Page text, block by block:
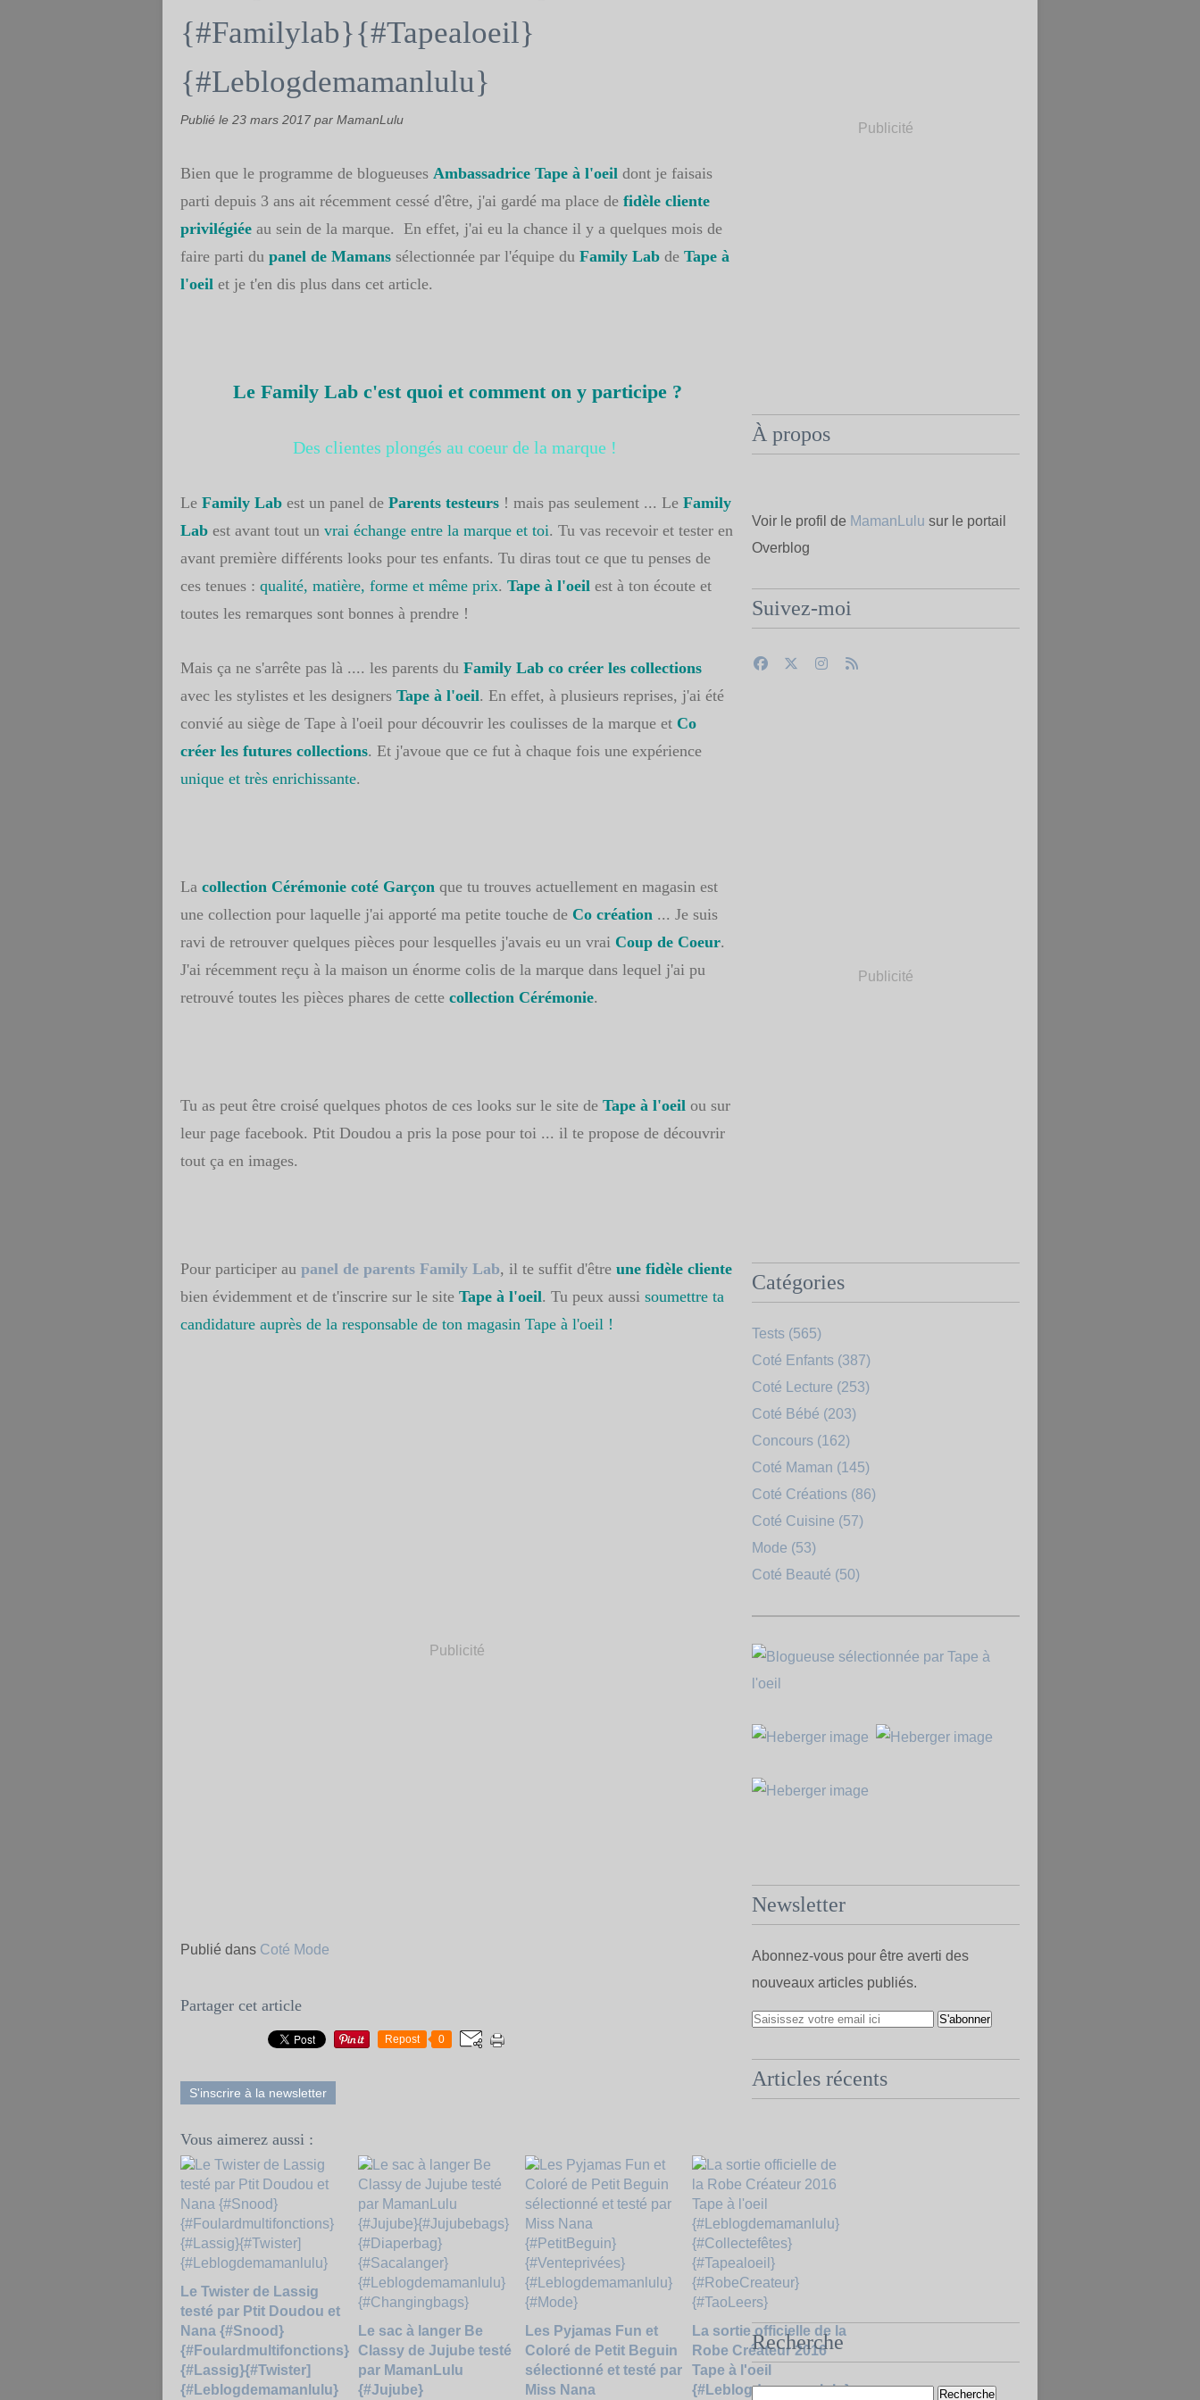
{#Familylab}{#Tapealoeil}
{#Leblogdemamanlulu}
Publié le 23 mars 2017 par MamanLulu
Bien que le programme de blogueuses Ambassadrice Tape à l'oeil dont je faisais
parti depuis 3 ans ait récemment cessé d'être, j'ai gardé ma place de fidèle cliente
privilégiée au sein de la marque. En effet, j'ai eu la chance il y a quelques mois de
faire parti du panel de Mamans sélectionnée par l'équipe du Family Lab de Tape à
l'oeil et je t'en dis plus dans cet article.
Le Family Lab c'est quoi et comment on y participe ?
Des clientes plongés au coeur de la marque !
Le Family Lab est un panel de Parents testeurs ! mais pas seulement ... Le Family
Lab est avant tout un vrai échange entre la marque et toi. Tu vas recevoir et tester en
avant première différents looks pour tes enfants. Tu diras tout ce que tu penses de
ces tenues : qualité, matière, forme et même prix. Tape à l'oeil est à ton écoute et
toutes les remarques sont bonnes à prendre !
Mais ça ne s'arrête pas là .... les parents du Family Lab co créer les collections
avec les stylistes et les designers Tape à l'oeil. En effet, à plusieurs reprises, j'ai été
convié au siège de Tape à l'oeil pour découvrir les coulisses de la marque et Co
créer les futures collections. Et j'avoue que ce fut à chaque fois une expérience
unique et très enrichissante.
La collection Cérémonie coté Garçon que tu trouves actuellement en magasin est
une collection pour laquelle j'ai apporté ma petite touche de Co création ... Je suis
ravi de retrouver quelques pièces pour lesquelles j'avais eu un vrai Coup de Coeur.
J'ai récemment reçu à la maison un énorme colis de la marque dans lequel j'ai pu
retrouvé toutes les pièces phares de cette collection Cérémonie.
Tu as peut être croisé quelques photos de ces looks sur le site de Tape à l'oeil ou sur
leur page facebook. Ptit Doudou a pris la pose pour toi ... il te propose de découvrir
tout ça en images.
Pour participer au panel de parents Family Lab, il te suffit d'être une fidèle cliente
bien évidemment et de t'inscrire sur le site Tape à l'oeil. Tu peux aussi soumettre ta
candidature auprès de la responsable de ton magasin Tape à l'oeil !
Publicité
Publié dans Coté Mode
Partager cet article
Repost 0
S'inscrire à la newsletter
Vous aimerez aussi :
Le Twister de Lassig
testé par Ptit Doudou et
Nana {#Snood}
{#Foulardmultifonctions}
{#Lassig}{#Twister]
{#Leblogdemamanlulu}
Le sac à langer Be
Classy de Jujube testé
par MamanLulu
{#Jujube}
Les Pyjamas Fun et
Coloré de Petit Beguin
sélectionné et testé par
Miss Nana
La sortie officielle de la
Robe Créateur 2016
Tape à l'oeil
{#Leblogdemamanlulu}
Publicité
À propos
Voir le profil de MamanLulu sur le portail
Overblog
Suivez-moi
Publicité
Catégories
Tests (565)
Coté Enfants (387)
Coté Lecture (253)
Coté Bébé (203)
Concours (162)
Coté Maman (145)
Coté Créations (86)
Coté Cuisine (57)
Mode (53)
Coté Beauté (50)
Newsletter
Abonnez-vous pour être averti des
nouveaux articles publiés.
Articles récents
Recherche